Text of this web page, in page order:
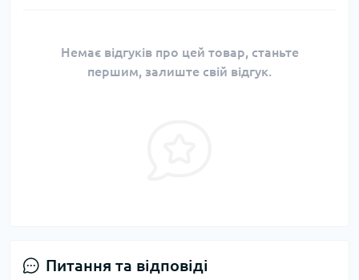
Немає відгуків про цей товар, станьте
першим, залиште свій відгук.
Питання та відповіді